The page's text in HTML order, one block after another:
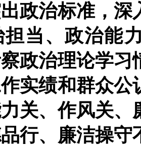
政治标准，深
当、政治能
政治理论学习
实绩和群众公
关、作风关、
行、廉洁操守